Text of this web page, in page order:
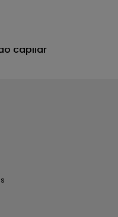
capilar